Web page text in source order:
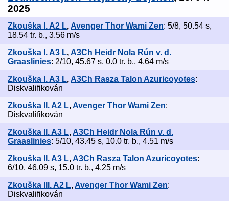
2025
Zkouška I. A2 L, Avenger Thor Wami Zen: 5/8, 50.54 s,
18.54 tr. b., 3.56 m/s
Zkouška I. A3 L,A3Ch Heidr Nola Rún v. d.
Graaslinies: 2/10, 45.67 s, 0.0 tr. b., 4.64 m/s
Zkouška I. A3 L, A3Ch Rasza Talon Azuricoyotes:
Diskvalifikován
Zkouška II. A2 L,Avenger Thor Wami Zen:
Diskvalifikován
Zkouška II. A3 L, A3Ch Heidr Nola Rún v. d.
Graaslinies: 5/10, 43.45 s, 10.0 tr. b., 4.51 m/s
Zkouška II. A3 L,A3Ch Rasza Talon Azuricoyotes:
6/10, 46.09 s, 15.0 tr. b., 4.25 m/s
Zkouška III. A2 L, Avenger Thor Wami Zen:
Diskvalifikován